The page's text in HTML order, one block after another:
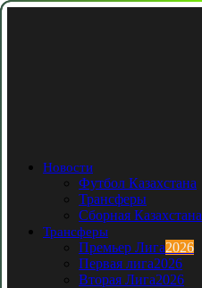
Новости
Футбол Казахстана
Трансферы
Сборная Казахстана
Трансферы
Премьер Лига2026
Первая лига2026
Вторая Лига2026